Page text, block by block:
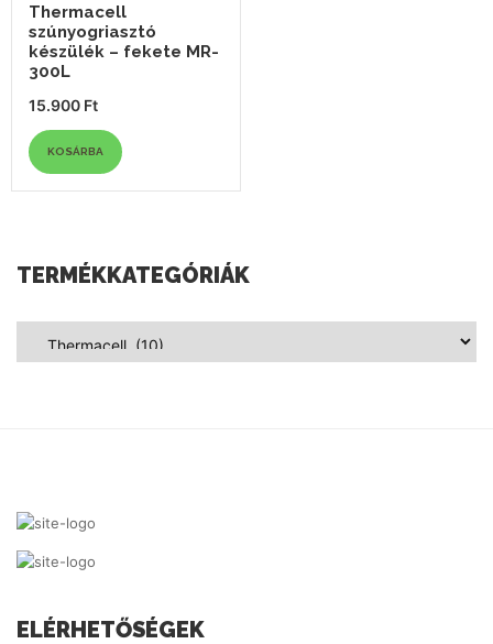
Thermacell
szúnyogriasztó
készülék – fekete MR-
300L
15.900 Ft
KOSÁRBA
TERMÉKKATEGÓRIÁK
ELÉRHETŐSÉGEK